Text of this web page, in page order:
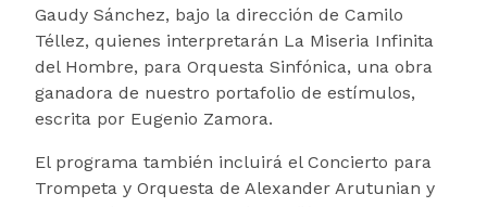
Gaudy Sánchez, bajo la dirección de Camilo
Téllez, quienes interpretarán La Miseria Infinita
del Hombre, para Orquesta Sinfónica, una obra
ganadora de nuestro portafolio de estímulos,
escrita por Eugenio Zamora.
El programa también incluirá el Concierto para
Trompeta y Orquesta de Alexander Arutunian y